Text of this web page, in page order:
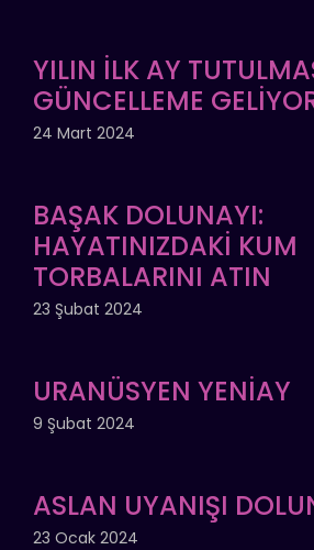
YILIN İLK AY
GÜNCELLEME
24 Mart 2024
BAŞAK DOLUNAYI:
HAYATINIZDAKİ KUM
TORBALARINI ATIN
23 Şubat 2024
URANÜSYEN YENİAY
9 Şubat 2024
ASLAN UYANIŞI
23 Ocak 2024